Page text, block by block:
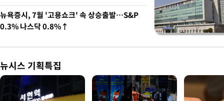
뉴욕증시, 7월 '고용쇼크' 속 상승출발…S&P
0.3% 나스닥 0.8%↑
뉴시스 기획특집